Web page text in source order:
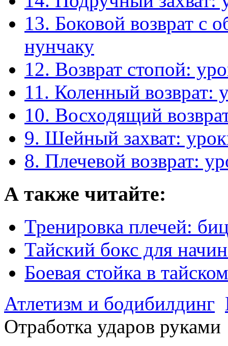
13. Боковой возврат с
нунчаку
12. Возврат стопой:
11. Коленный возврат:
10. Восходящий
9. Шейный захват:
8. Плечевой возврат:
А также читайте:
Тренировка плечей:
Тайский бокс для
Боевая стойка в
Атлетизм и бодибилдинг
Отработка ударов руками